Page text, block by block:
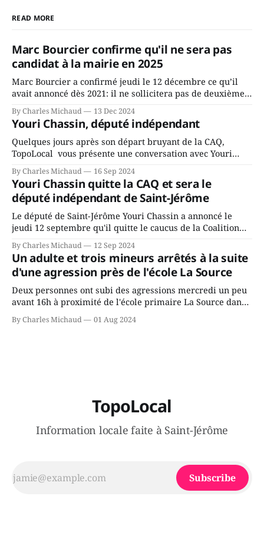
READ MORE
Marc Bourcier confirme qu'il ne sera pas
candidat à la mairie en 2025
Marc Bourcier a confirmé jeudi le 12 décembre ce qu’il
avait annoncé dès 2021: il ne sollicitera pas de deuxième
mandat à titre de maire de Saint-Jérôme. Bourcier en a
fait l’annonce en s’adressant aux employés de la ville,
rassemblés en soirée pour leur traditionnel souper
By Charles Michaud 13 Dec 2024
Youri Chassin, député indépendant
Quelques jours après son départ bruyant de la CAQ,
TopoLocal vous présente une conversation avec Youri
Chassin. Nous avons causé de sa décision. Y songeait-il
depuis longtemps? Sera-t-il candidat indépendant dans 2
ans? Joindrait-il un autre parti, par exemple les
conservateurs d’Éric Duhaime? Que lui
By Charles Michaud 16 Sep 2024
Youri Chassin quitte la CAQ et sera le
député indépendant de Saint-Jérôme
Le député de Saint-Jérôme Youri Chassin a annoncé le
jeudi 12 septembre qu'il quitte le caucus de la Coalition
Avenir Québec de François Legault parce qu'il est déçu du
gouvernement de la CAQ, surtout de son incapacité, qu'il
juge chronique, à offrir des
By Charles Michaud 12 Sep 2024
Un adulte et trois mineurs arrêtés à la suite
d'une agression près de l'école La Source
Deux personnes ont subi des agressions mercredi un peu
avant 16h à proximité de l'école primaire La Source dans
le secteur Bellefeuille de Saint-Jérôme. L'une de deux
victimes aurait été écrasée sous un véhicule et aspergée
By Charles Michaud 01 Aug 2024
TopoLocal
Information locale faite à Saint-Jérôme
Subscribe